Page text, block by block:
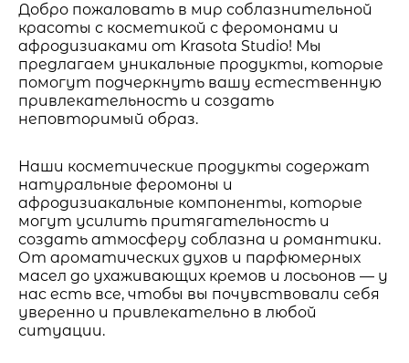
Добро пожаловать в мир соблазнительной
красоты с косметикой с феромонами и
афродизиаками от Krasota Studio! Мы
предлагаем уникальные продукты, которые
помогут подчеркнуть вашу естественную
привлекательность и создать
неповторимый образ.
Наши косметические продукты содержат
натуральные феромоны и
афродизиакальные компоненты, которые
могут усилить притягательность и
создать атмосферу соблазна и романтики.
От ароматических духов и парфюмерных
масел до ухаживающих кремов и лосьонов — у
нас есть все, чтобы вы почувствовали себя
уверенно и привлекательно в любой
ситуации.